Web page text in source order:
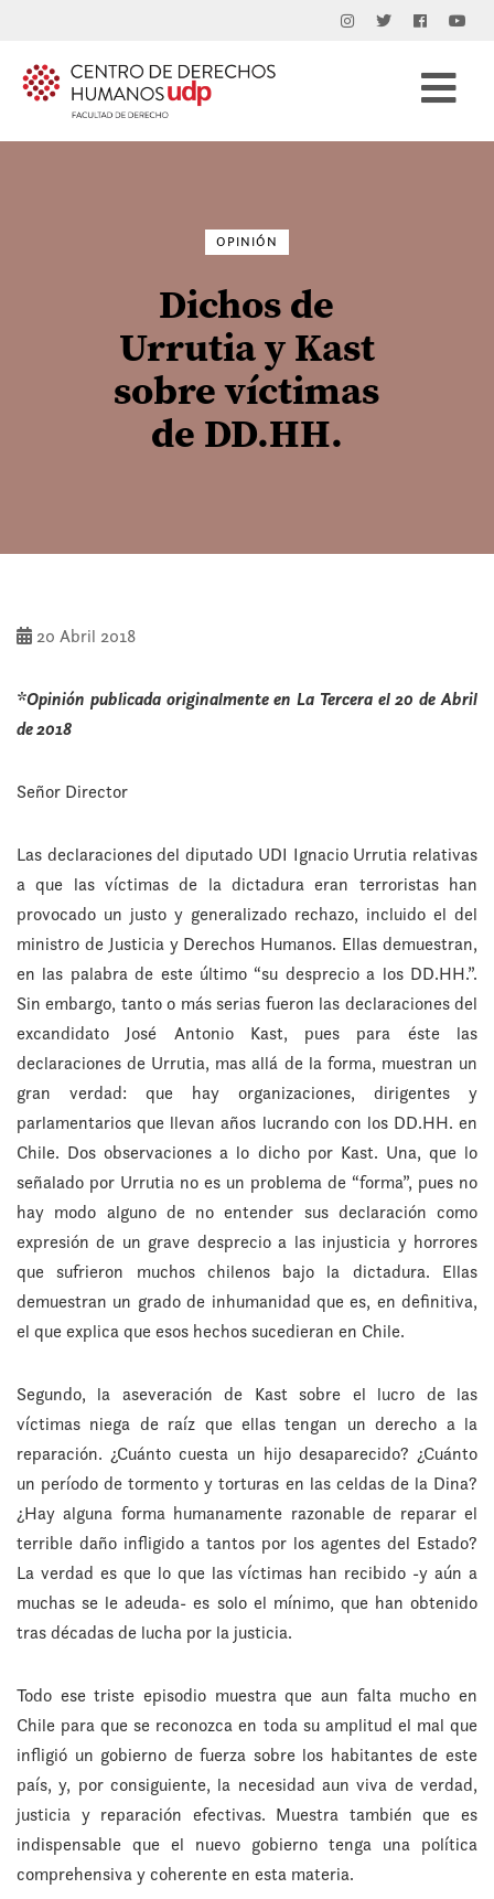
OPINIÓN
Dichos de
Urrutia y Kast
sobre víctimas
de DD.HH.
20 Abril 2018
*Opinión publicada originalmente en La Tercera el 20 de Abril
de 2018
Señor Director
Las declaraciones del diputado UDI Ignacio Urrutia relativas
a que las víctimas de la dictadura eran terroristas han
provocado un justo y generalizado rechazo, incluido el del
ministro de Justicia y Derechos Humanos. Ellas demuestran,
en las palabra de este último “su desprecio a los DD.HH.”.
Sin embargo, tanto o más serias fueron las declaraciones del
excandidato José Antonio Kast, pues para éste las
declaraciones de Urrutia, mas allá de la forma, muestran un
gran verdad: que hay organizaciones, dirigentes y
parlamentarios que llevan años lucrando con los DD.HH. en
Chile. Dos observaciones a lo dicho por Kast. Una, que lo
señalado por Urrutia no es un problema de “forma”, pues no
hay modo alguno de no entender sus declaración como
expresión de un grave desprecio a las injusticia y horrores
que sufrieron muchos chilenos bajo la dictadura. Ellas
demuestran un grado de inhumanidad que es, en definitiva,
el que explica que esos hechos sucedieran en Chile.
Segundo, la aseveración de Kast sobre el lucro de las
víctimas niega de raíz que ellas tengan un derecho a la
reparación. ¿Cuánto cuesta un hijo desaparecido? ¿Cuánto
un período de tormento y torturas en las celdas de la Dina?
¿Hay alguna forma humanamente razonable de reparar el
terrible daño infligido a tantos por los agentes del Estado?
La verdad es que lo que las víctimas han recibido -y aún a
muchas se le adeuda- es solo el mínimo, que han obtenido
tras décadas de lucha por la justicia.
Todo ese triste episodio muestra que aun falta mucho en
Chile para que se reconozca en toda su amplitud el mal que
infligió un gobierno de fuerza sobre los habitantes de este
país, y, por consiguiente, la necesidad aun viva de verdad,
justicia y reparación efectivas. Muestra también que es
indispensable que el nuevo gobierno tenga una política
comprehensiva y coherente en esta materia.